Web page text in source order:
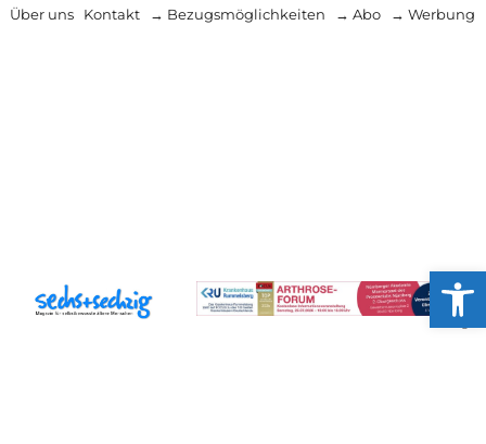
Über uns Kontakt → Bezugsmöglichkeiten → Abo → Werbung